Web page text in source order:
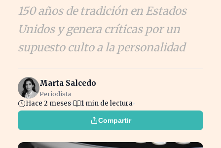
150 años de tradición en Estados
Unidos y genera críticas por un
supuesto culto a la personalidad
Marta Salcedo
Periodista
Hace 2 meses 1 min de lectura
Compartir